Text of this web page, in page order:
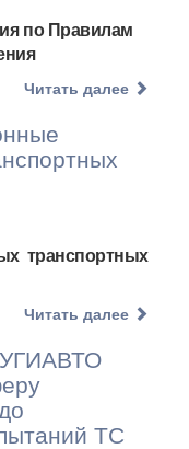
по Правилам
Читать далее
транспортных
Читать далее
ТС